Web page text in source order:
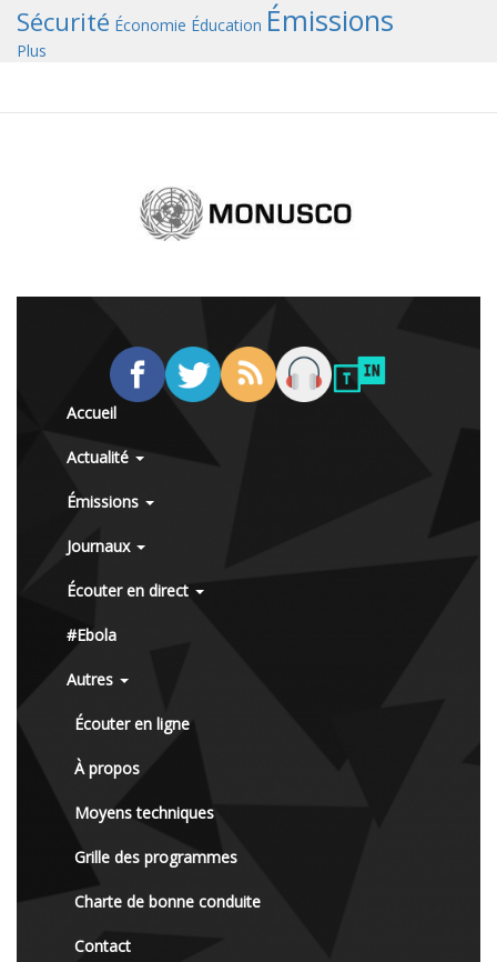
Sécurité Économie Éducation Émissions
Plus
Accueil
Actualité
Émissions
Journaux
Écouter en direct
#Ebola
Autres
Écouter en ligne
À propos
Moyens techniques
Grille des programmes
Charte de bonne conduite
Contact